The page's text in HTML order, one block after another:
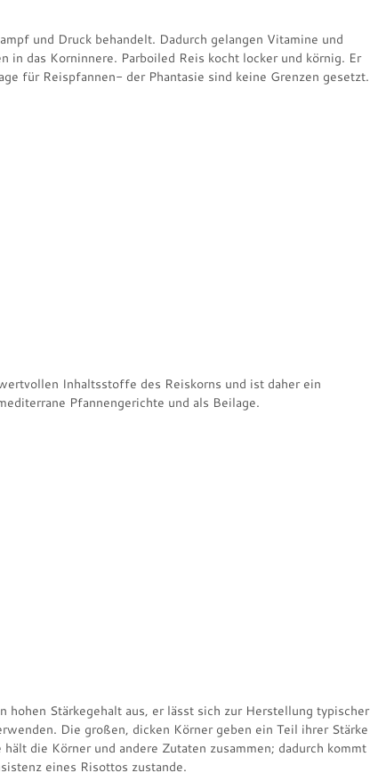
und Druck behandelt. Dadurch gelangen Vitamine und
in das Korninnere. Parboiled Reis kocht locker und körnig. Er
für Reispfannen- der Phantasie sind keine Grenzen gesetzt.
Inhaltsstoffe des Reiskorns und ist daher ein
Pfannengerichte und als Beilage.
hohen Stärkegehalt aus, er lässt sich zur Herstellung typischer
Die großen, dicken Körner geben ein Teil ihrer Stärke
die Körner und andere Zutaten zusammen; dadurch kommt
eines Risottos zustande.